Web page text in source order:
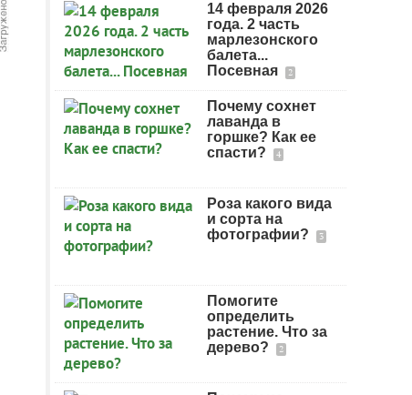
14 февраля 2026
года. 2 часть
марлезонского
балета...
Посевная
2
Почему сохнет
лаванда в
горшке? Как ее
спасти?
4
Роза какого вида
и сорта на
фотографии?
3
Помогите
определить
растение. Что за
дерево?
2